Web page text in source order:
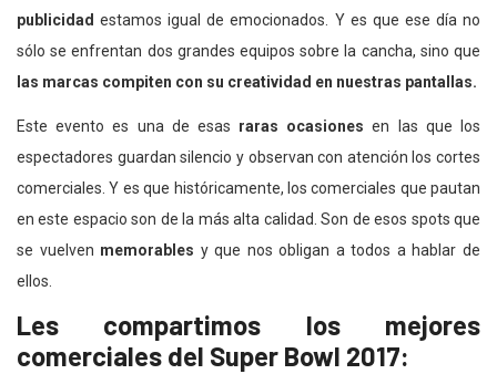
publicidad estamos igual de emocionados. Y es que ese día no
sólo se enfrentan dos grandes equipos sobre la cancha, sino que
las marcas compiten con su creatividad en nuestras pantallas.
Este evento es una de esas raras ocasiones en las que los
espectadores guardan silencio y observan con atención los cortes
comerciales. Y es que históricamente, los comerciales que pautan
en este espacio son de la más alta calidad. Son de esos spots que
se vuelven memorables y que nos obligan a todos a hablar de
ellos.
Les compartimos los mejores
comerciales del Super Bowl 2017: